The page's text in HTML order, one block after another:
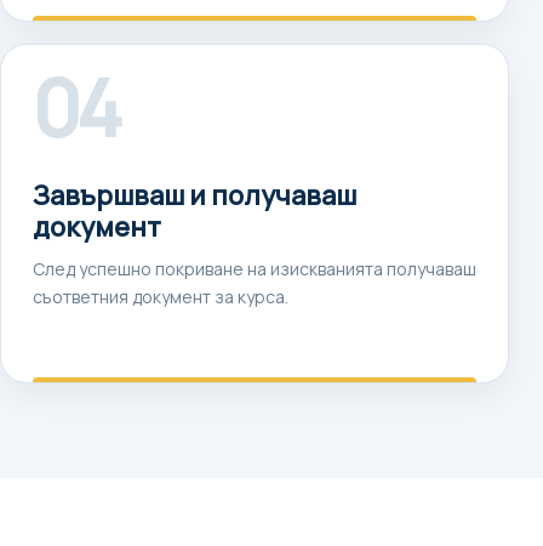
04
Завършваш и получаваш
документ
След успешно покриване на изискванията получаваш
съответния документ за курса.